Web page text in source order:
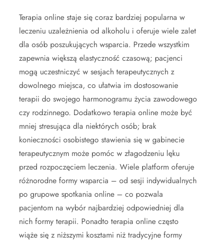
Terapia online staje się coraz bardziej popularna w
leczeniu uzależnienia od alkoholu i oferuje wiele zalet
dla osób poszukujących wsparcia. Przede wszystkim
zapewnia większą elastyczność czasową; pacjenci
mogą uczestniczyć w sesjach terapeutycznych z
dowolnego miejsca, co ułatwia im dostosowanie
terapii do swojego harmonogramu życia zawodowego
czy rodzinnego. Dodatkowo terapia online może być
mniej stresująca dla niektórych osób; brak
konieczności osobistego stawienia się w gabinecie
terapeutycznym może pomóc w złagodzeniu lęku
przed rozpoczęciem leczenia. Wiele platform oferuje
różnorodne formy wsparcia – od sesji indywidualnych
po grupowe spotkania online – co pozwala
pacjentom na wybór najbardziej odpowiedniej dla
nich formy terapii. Ponadto terapia online często
wiąże się z niższymi kosztami niż tradycyjne formy